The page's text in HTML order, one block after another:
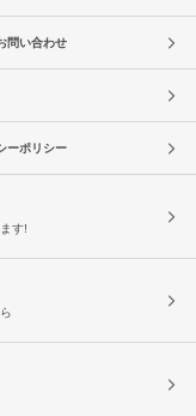
問い合わせ
ーポリシー
す!